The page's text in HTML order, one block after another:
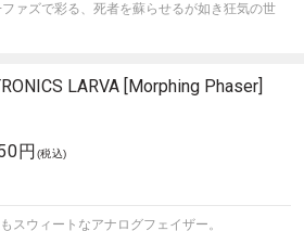
ァズで彩る、死者を蘇らせるが如き狂気の世
LARVA [Morphing Phaser]
円 (税込)
スウィートなアナログフェイザー。